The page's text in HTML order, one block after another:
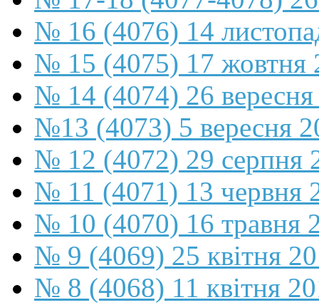
№ 16 (4076) 14
№ 15 (4075) 17 жовтня
№ 14 (4074) 26
№13 (4073) 5 вересня
№ 12 (4072) 29 серпня
№ 11 (4071) 13 червня
№ 10 (4070) 16 травня
№ 9 (4069) 25 квітня
№ 8 (4068) 11 квітня